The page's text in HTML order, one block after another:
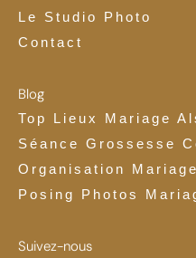
Le Studio Photo
Contact
Blog
Top Lieux Mariage
Séance Grossesse
Organisation Mariage
Posing Photos
Suivez-nous